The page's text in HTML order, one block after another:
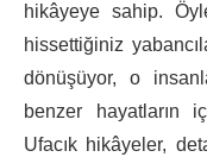
hikâyeye sahip.
hissettiğiniz
dönüşüyor, o
benzer hayatların
Ufacık hikâyeler,